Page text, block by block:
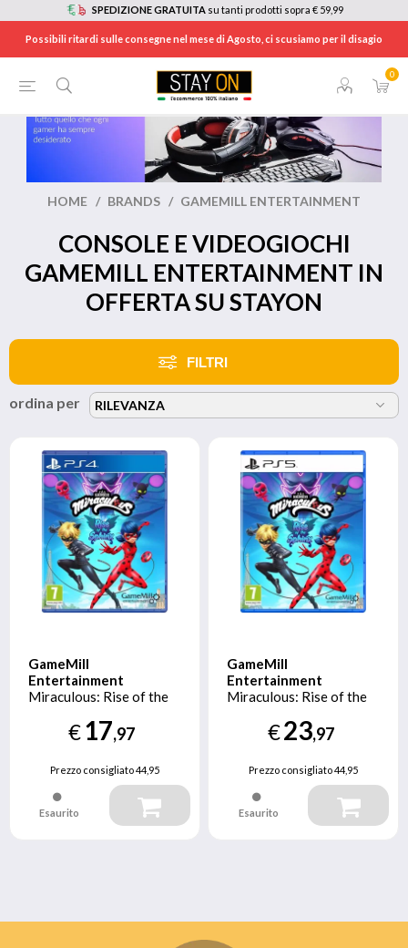
SPEDIZIONE GRATUITA su tanti prodotti sopra € 59,99
Possibili ritardi sulle consegne nel mese di Agosto, ci scusiamo per il disagio
0
HOME / BRANDS / GAMEMILL ENTERTAINMENT
CONSOLE E VIDEOGIOCHI
GAMEMILL ENTERTAINMENT IN
OFFERTA SU STAYON
FILTRI
ordina per
GameMill
Entertainment
Miraculous: Rise of the
PlayStation 4
€17,97
Prezzo consigliato44,95
Esaurito
GameMill
Entertainment
Miraculous: Rise of the
PlayStation 5
€23,97
Prezzo consigliato44,95
Esaurito